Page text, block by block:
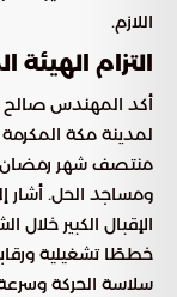
اللازم.
التزام
أكد المهندس صالح
لمدينة مكة
منتصف شهر رمضان
ومساجد الحل. أشار
الإقبال الكبير خلال
خططًا تشغيلية
سلاسة الحركة